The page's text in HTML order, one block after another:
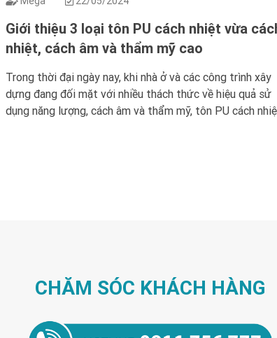
Giới thiệu 3 loại tôn PU cách nhiệt vừa
nhiệt, cách âm và thẩm mỹ cao
Trong thời đại ngày nay, khi nhà ở và các công trình xây
dựng đang đối mặt với nhiều thách thức về hiệu quả sử
dụng năng lượng, cách âm và thẩm mỹ, tôn PU cách
CHĂM SÓC KHÁCH HÀNG